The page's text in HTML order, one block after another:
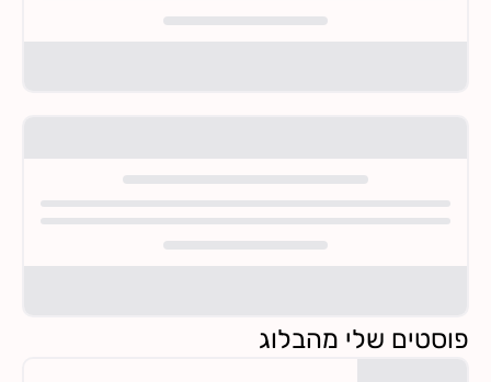
פוסטים שלי מהבלוג